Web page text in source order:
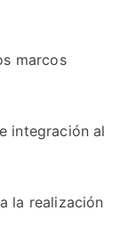
marcos
integración al
la realización